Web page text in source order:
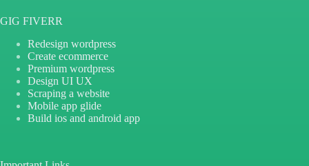
GIG FIVERR
Redesign wordpress
Create ecommerce
Premium wordpress
Design UI UX
Scraping a website
Mobile app glide
Build ios and android app